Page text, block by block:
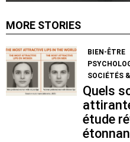
MORE STORIES
BIEN-ÊTRE
SOCIÉTÉS
Quels
étude